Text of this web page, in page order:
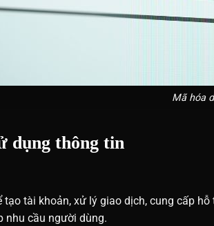
Mã hóa
dụng thông tin
tài khoản, xử lý giao dịch, cung cấp
nhu cầu người dùng.